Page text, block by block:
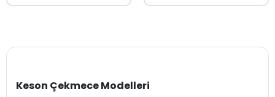
Keson Çekmece Modelleri